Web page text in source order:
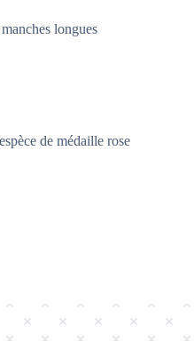
longues
de médaille rose